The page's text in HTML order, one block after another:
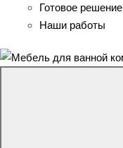
Готовое решение
Наши работы